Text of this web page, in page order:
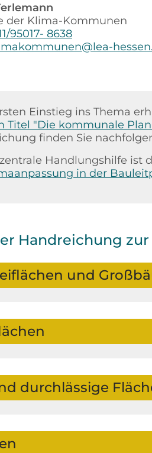
der Klima-Kommunen
95017- 8638
Einstieg ins Thema
Titel "Die kommunale
finden Sie
Handlungshilfe ist
in der
Handreichung
und
durchlässige